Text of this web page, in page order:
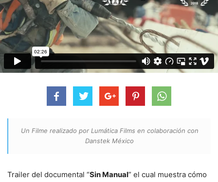
Un Filme realizado por Lumática Films en colaboración con
Danstek México
Trailer del documental “Sin Manual” el cual muestra cómo